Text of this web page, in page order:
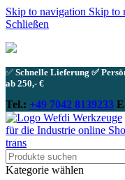
Skip to navigation Skip to
Schließen
✅ Schnelle Lieferung ✅
ab 250,- €
Tel.: +49 7042 8139233
Kategorie wählen